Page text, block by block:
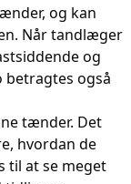
og kan
Når tandlæger
og
betragtes også
tænder. Det
hvordan de
til at se meget